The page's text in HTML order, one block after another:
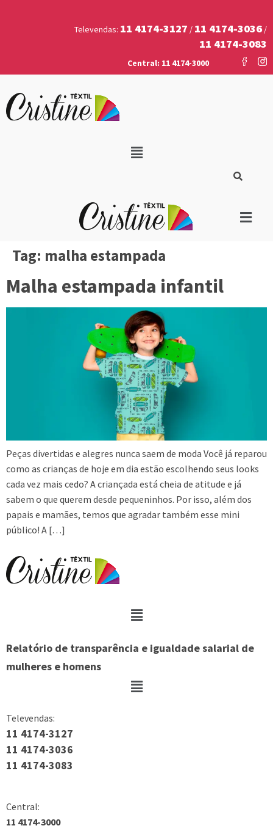
Televendas: 11 4174-3127 / 11 4174-3036/
11 4174-3083
Central: 11 4174-3000
Tag: malha estampada
Malha estampada infantil
Peças divertidas e alegres nunca saem de moda Você já reparou
como as crianças de hoje em dia estão escolhendo seus looks
cada vez mais cedo? A criançada está cheia de atitude e já
sabem o que querem desde pequeninhos. Por isso, além dos
papais e mamães, temos que agradar também esse mini
público! A […]
Relatório de transparência e igualdade salarial de
mulheres e homens
Televendas:
11 4174-3127
11 4174-3036
11 4174-3083
Central:
11 4174-3000